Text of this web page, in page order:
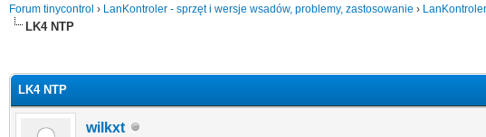
Forum tinycontrol › LanKontroler - sprzęt i wersje wsadów, problemy, zastosowanie ›
LK4 NTP
LK4 NTP
wilkxt